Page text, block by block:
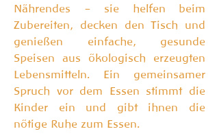
Nährendes – sie helfen beim
Zubereiten, decken den Tisch und
genießen einfache, gesunde
Speisen aus ökologisch erzeugten
Lebensmitteln. Ein gemeinsamer
Spruch vor dem Essen stimmt die
Kinder ein und gibt ihnen die
nötige Ruhe zum Essen.